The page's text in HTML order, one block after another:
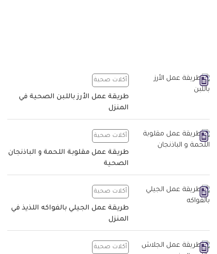
أكلات صحية
طريقة عمل الأرز باللبن الصحية في
المنزل
أكلات صحية
طريقة عمل مقلوبة اللحمة و الباذنجان
الصحية
أكلات صحية
طريقة عمل الجيلي بالفواكه اللذيذ في
المنزل
أكلات صحية